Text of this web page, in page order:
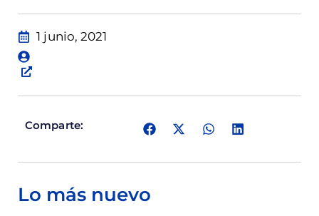
1 junio, 2021
Comparte:
Lo más nuevo